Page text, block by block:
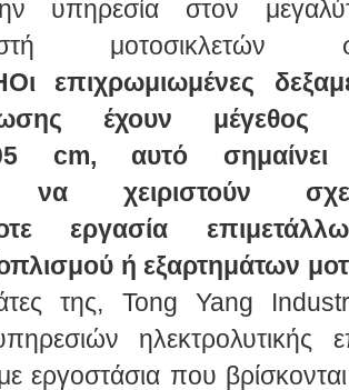
υπηρεσία στον
μοτοσικλετών
επιχρωμιωμένες
έχουν μέγεθος
cm, αυτό σημαίνει
να χειριστούν
εργασία
ή εξαρτημάτων
της, Tong Yang
ηλεκτρολυτικής
εργοστάσια που